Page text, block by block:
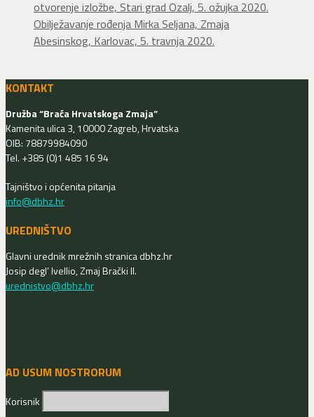
otvorenje izložbe, Stari grad Ozalj, 5. ožujka 2020.
Obilježavanje rođenja Mirka Seljana, Zmaja
Abesinskog, Karlovac, 5. travnja 2020.
KONTAKT
Družba “Braća Hrvatskoga Zmaja”
Kamenita ulica 3, 10000 Zagreb, Hrvatska
OIB: 78879984090
Tel. +385 (0)1 485 16 94
Tajništvo i općenita pitanja
info@dbhz.hr
UREDNIŠTVO
Glavni urednik mrežnih stranica dbhz.hr
Josip degl’ Ivellio, Zmaj Brački II.
urednistvo@dbhz.hr
AD USUM NOSTRORUM
Korisnik